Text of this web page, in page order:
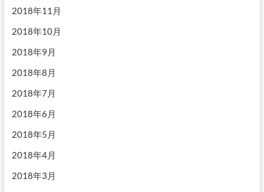
2018年11月
2018年10月
2018年9月
2018年8月
2018年7月
2018年6月
2018年5月
2018年4月
2018年3月